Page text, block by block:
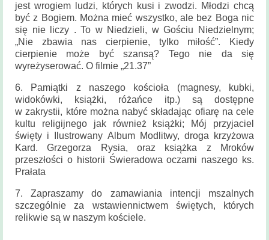
jest wrogiem ludzi, których kusi i zwodzi. Młodzi chcą
być z Bogiem. Można mieć wszystko, ale bez Boga nic
się nie liczy . To w Niedzieli, w Gościu Niedzielnym;
„Nie zbawia nas cierpienie, tylko miłość”. Kiedy
cierpienie może być szansą? Tego nie da się
wyreżyserować. O filmie „21.37”
6. Pamiątki z naszego kościoła (magnesy, kubki,
widokówki, książki, różańce itp.) są dostępne
w zakrystii, które można nabyć składając ofiarę na cele
kultu religijnego jak również książki; Mój przyjaciel
święty i Ilustrowany Album Modlitwy, droga krzyżowa
Kard. Grzegorza Rysia, oraz książka z Mroków
przeszłości o historii Świeradowa oczami naszego ks.
Prałata
7. Zapraszamy do zamawiania intencji mszalnych
szczególnie za wstawiennictwem świętych, których
relikwie są w naszym kościele.